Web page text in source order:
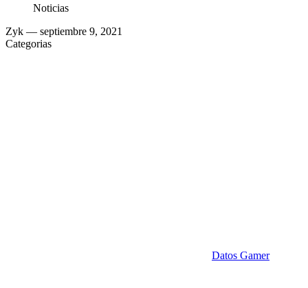
Noticias
Zyk — septiembre 9, 2021
Categorias
Datos Gamer